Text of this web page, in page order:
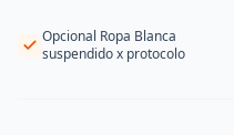
Opcional Ropa Blanca
suspendido x protocolo